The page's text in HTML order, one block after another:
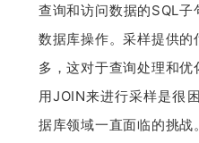
查询和访问数据的SQL
数据库操作。采样提供
多，这对于查询处理和
用JOIN来进行采样是很
据库领域一直面临的挑